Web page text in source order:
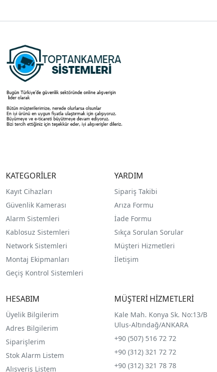
KATEGORİLER
Kayıt Cihazları
Güvenlik Kamerası
Alarm Sistemleri
Kablosuz Sistemleri
Network Sistemleri
Montaj Ekipmanları
Geçiş Kontrol Sistemleri
YARDIM
Sipariş Takibi
Arıza Formu
İade Formu
Sıkça Sorulan Sorular
Müşteri Hizmetleri
İletişim
HESABIM
Üyelik Bilgilerim
Adres Bilgilerim
Siparişlerim
Stok Alarm Listem
Alışveriş Listem
MÜŞTERİ HİZMETLERİ
Kale Mah. Konya Sk. No:13/B
Ulus-Altındağ/ANKARA
+90 (507) 516 72 72
+90 (312) 321 72 72
+90 (312) 321 78 78